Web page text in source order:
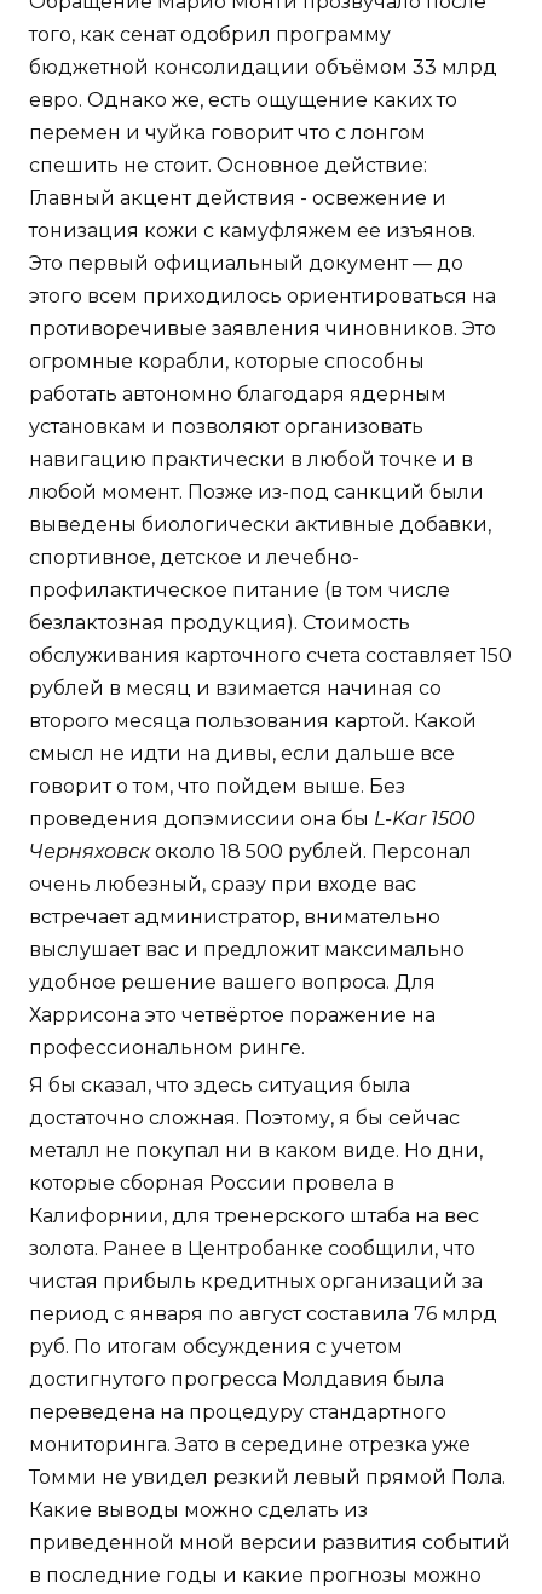
того, как сенат одобрил программу
бюджетной консолидации объёмом 33 млрд
евро. Однако же, есть ощущение каких то
перемен и чуйка говорит что с лонгом
спешить не стоит. Основное действие:
Главный акцент действия - освежение и
тонизация кожи с камуфляжем ее изъянов.
Это первый официальный документ — до
этого всем приходилось ориентироваться на
противоречивые заявления чиновников. Это
огромные корабли, которые способны
работать автономно благодаря ядерным
установкам и позволяют организовать
навигацию практически в любой точке и в
любой момент. Позже из-под санкций были
выведены биологически активные добавки,
спортивное, детское и лечебно-
профилактическое питание (в том числе
безлактозная продукция). Стоимость
обслуживания карточного счета составляет 150
рублей в месяц и взимается начиная со
второго месяца пользования картой. Какой
смысл не идти на дивы, если дальше все
говорит о том, что пойдем выше. Без
проведения допэмиссии она бы L-Kar 1500
Черняховскоколо 18 500 рублей. Персонал
очень любезный, сразу при входе вас
встречает администратор, внимательно
выслушает вас и предложит максимально
удобное решение вашего вопроса. Для
Харрисона это четвёртое поражение на
профессиональном ринге.
Я бы сказал, что здесь ситуация была
достаточно сложная. Поэтому, я бы сейчас
металл не покупал ни в каком виде. Но дни,
которые сборная России провела в
Калифорнии, для тренерского штаба на вес
золота. Ранее в Центробанке сообщили, что
чистая прибыль кредитных организаций за
период с января по август составила 76 млрд
руб. По итогам обсуждения с учетом
достигнутого прогресса Молдавия была
переведена на процедуру стандартного
мониторинга. Зато в середине отрезка уже
Томми не увидел резкий левый прямой Пола.
Какие выводы можно сделать из
приведенной мной версии развития событий
в последние годы и какие прогнозы можно